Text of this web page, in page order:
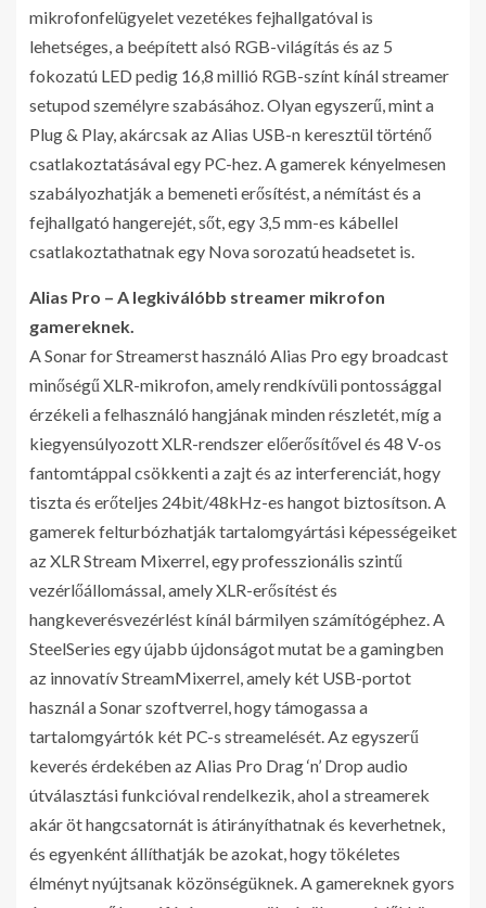
mikrofonfelügyelet vezetékes fejhallgatóval is
lehetséges, a beépített alsó RGB-világítás és az 5
fokozatú LED pedig 16,8 millió RGB-színt kínál streamer
setupod személyre szabásához. Olyan egyszerű, mint a
Plug & Play, akárcsak az Alias USB-n keresztül történő
csatlakoztatásával egy PC-hez. A gamerek kényelmesen
szabályozhatják a bemeneti erősítést, a némítást és a
fejhallgató hangerejét, sőt, egy 3,5 mm-es kábellel
csatlakoztathatnak egy Nova sorozatú headsetet is.
Alias Pro – A legkiválóbb streamer mikrofon
gamereknek.
A Sonar for Streamerst használó Alias Pro egy broadcast
minőségű XLR-mikrofon, amely rendkívüli pontossággal
érzékeli a felhasználó hangjának minden részletét, míg a
kiegyensúlyozott XLR-rendszer előerősítővel és 48 V-os
fantomtáppal csökkenti a zajt és az interferenciát, hogy
tiszta és erőteljes 24bit/48kHz-es hangot biztosítson. A
gamerek felturbózhatják tartalomgyártási képességeiket
az XLR Stream Mixerrel, egy professzionális szintű
vezérlőállomással, amely XLR-erősítést és
hangkeverésvezérlést kínál bármilyen számítógéphez. A
SteelSeries egy újabb újdonságot mutat be a gamingben
az innovatív StreamMixerrel, amely két USB-portot
használ a Sonar szoftverrel, hogy támogassa a
tartalomgyártók két PC-s streamelését. Az egyszerű
keverés érdekében az Alias Pro Drag ‘n’ Drop audio
útválasztási funkcióval rendelkezik, ahol a streamerek
akár öt hangcsatornát is átirányíthatnak és keverhetnek,
és egyenként állíthatják be azokat, hogy tökéletes
élményt nyújtsanak közönségüknek. A gamereknek gyors